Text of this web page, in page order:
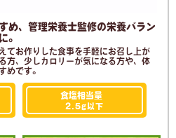
め、管理栄養士監修の栄養バラン
。
てお作りした食事を手軽にお召し上が
方、少しカロリーが気になる方や、体
めです。
食塩相当量
2.5g以下